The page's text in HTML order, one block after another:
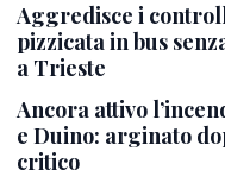
Aggredisce i
pizzicata in bus
a Trieste
Ancora attivo
e Duino: arginato
critico